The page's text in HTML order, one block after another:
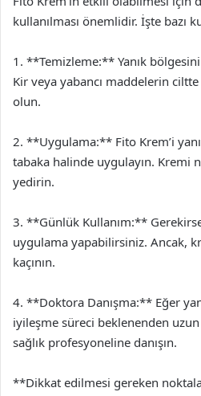
kullanılması önemlidir. İşte bazı
1. **Temizleme:** Yanık
Kir veya yabancı maddelerin
olun.
2. **Uygulama:** Fito Krem’i
tabaka halinde uygulayın. Kremi
yedirin.
3. **Günlük Kullanım:**
uygulama yapabilirsiniz. Ancak,
kaçının.
4. **Doktora Danışma:** Eğer
iyileşme süreci beklenenden
sağlık profesyoneline danışın.
**Dikkat edilmesi gereken